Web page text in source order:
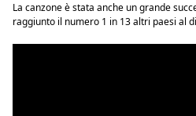
La canzone è stata anche un grande
raggiunto il numero 1 in 13 altri paesi al